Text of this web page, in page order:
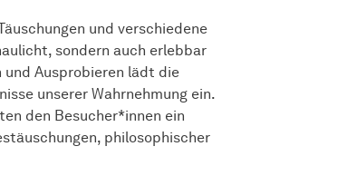
und verschiedene
sondern auch erlebbar
Ausprobieren lädt die
unserer Wahrnehmung ein.
den Besucher*innen ein
philosophischer